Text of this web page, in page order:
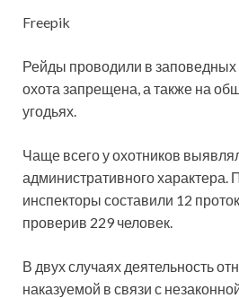
Freepik
Рейды проводили в заповедных
охота запрещена, а также на
угодьях.
Чаще всего у охотников
административного характера.
инспекторы составили 12
проверив 229 человек.
В двух случаях деятельность
наказуемой в связи с